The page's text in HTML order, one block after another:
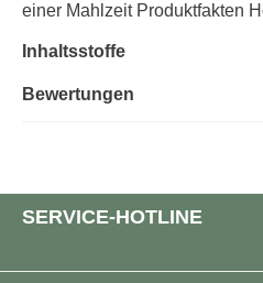
einer Mahlzeit Produktfakten
Inhaltsstoffe
Bewertungen
SERVICE-HOTLINE